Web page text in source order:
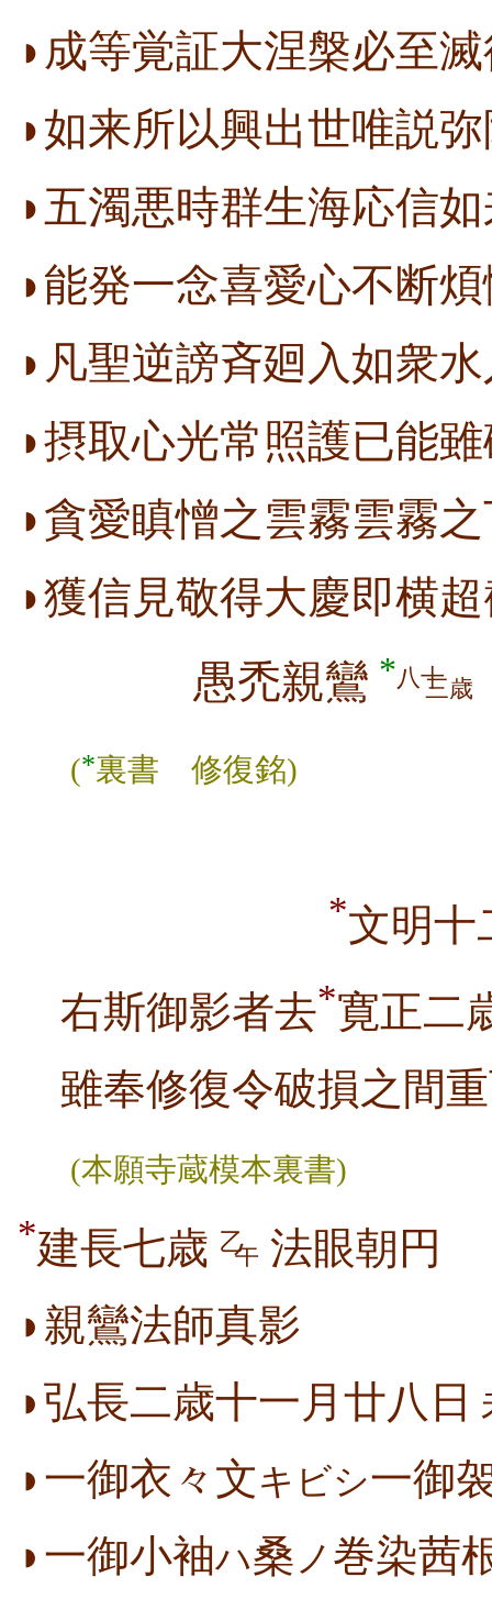
◗成等覚証大涅槃必至
◗如来所以興出世唯説
◗五濁悪時群生海応信
◗能発一念喜愛心不断
◗凡聖逆謗斉廻入如衆
◗摂取心光常照護已能
◗貪愛瞋憎之雲霧雲霧
◗獲信見敬得大慶即横
愚禿親鸞 *八十三歳
(*裏書 修復銘)
*文明十
右斯御影者去*寛正二
雖奉修復令破損之間
(本願寺蔵模本裏書)
*建長七歳 乙午 法眼朝円
◗親鸞法師真影
◗弘長二歳十一月廿八日
◗一御衣々文キビシ一御
◗一御小袖ハ桑 ノ 巻染茜